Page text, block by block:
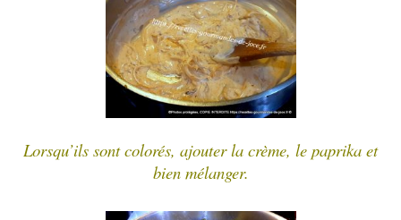
Lorsqu’ils sont colorés, ajouter la crème, le paprika et
bien mélanger.